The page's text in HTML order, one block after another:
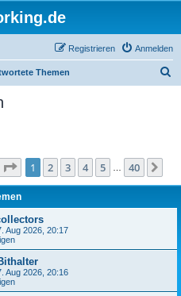
Anmelden
Registrieren
Themen
Seite 1von 40
1 2 3 4 5 40
Aug 2026, 20:17
Aug 2026, 20:16